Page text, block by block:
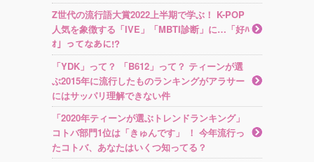
Z世代の流行語大賞2022上半期で学ぶ！ K-POP
人気を象徴する「IVE」「MBTI診断」に…「好ﾊ
ｵ」ってなあに!?
「YDK」って？ 「B612」って？ ティーンが選
ぶ2015年に流行したものランキングがアラサー
にはサッパリ理解できない件
「2020年ティーンが選ぶトレンドランキング」
コトバ部門1位は「きゅんです」 ！ 今年流行っ
たコトバ、あなたはいくつ知ってる？